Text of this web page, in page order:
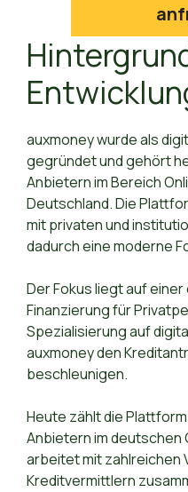
auxmoney wurde als
gegründet und gehört
Anbietern im Bereich
Deutschland. Die
mit privaten und
dadurch eine moderne
Der Fokus liegt auf
Finanzierung für
Spezialisierung auf
auxmoney den
beschleunigen.
Heute zählt die
Anbietern im deutschen
arbeitet mit zahlreichen
Kreditvermittlern